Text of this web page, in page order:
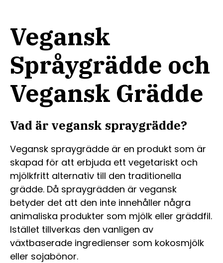
Vegansk
Språygrädde och
Vegansk Grädde
Vad är vegansk spraygrädde?
Vegansk spraygrädde är en produkt som är
skapad för att erbjuda ett vegetariskt och
mjölkfritt alternativ till den traditionella
grädde. Då spraygrädden är vegansk
betyder det att den inte innehåller några
animaliska produkter som mjölk eller gräddfil.
Istället tillverkas den vanligen av
växtbaserade ingredienser som kokosmjölk
eller sojabönor.